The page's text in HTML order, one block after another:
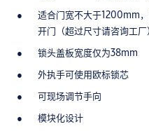
适合门宽不大于1200mm
开门（超过尺寸请咨询工厂）
锁头盖板宽度仅为38mm
外执手可使用欧标锁芯
可现场调节手向
模块化设计